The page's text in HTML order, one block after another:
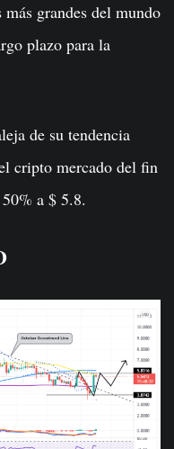
grandes del mundo
plazo para la
de su tendencia
cripto mercado del fin
a $ 5.8.